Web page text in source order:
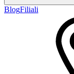
BlogFiliali